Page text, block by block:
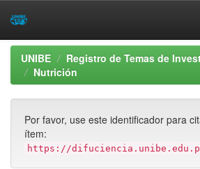
Skip
navigation
UNIBE Registro de Temas de
Nutrición
Por favor, use este identificador para
ítem:
https://